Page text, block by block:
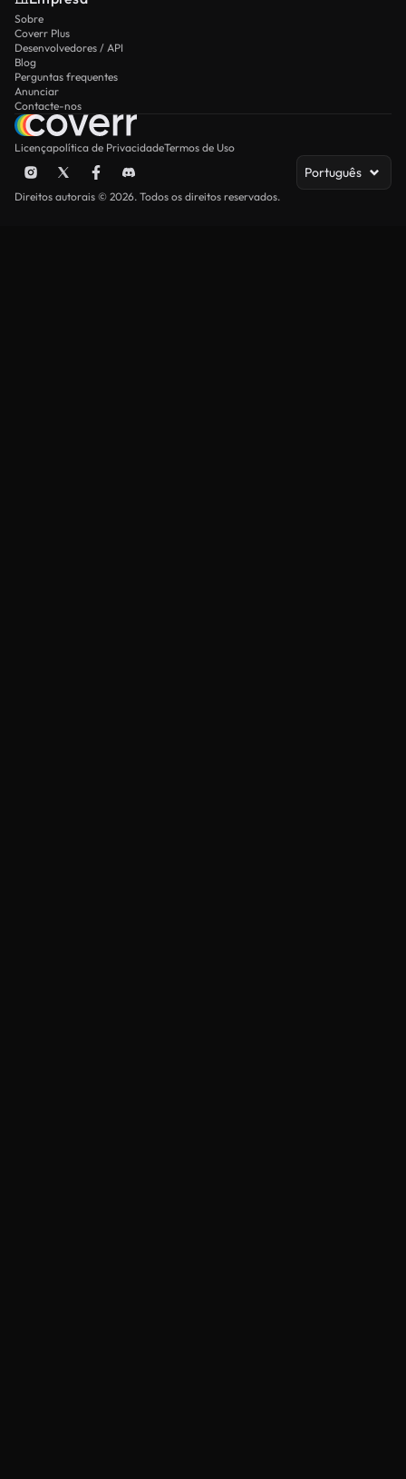
Sobre
Coverr Plus
Desenvolvedores / API
Blog
Perguntas frequentes
Anunciar
Contacte-nos
Licençapolítica de PrivacidadeTermos de Uso
Português
Direitos autorais © 2026. Todos os direitos reservados.